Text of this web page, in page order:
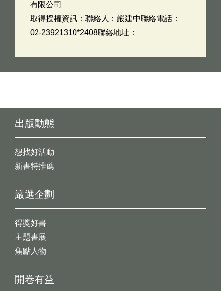
有限公司
取得授權資訊：聯絡人：嚴建中聯絡電話：
02-23921310*2408聯絡地址：
出版動態
想找好活動
新書特推薦
開卷有益
嚴選企劃
得獎好書
主題書展
焦點人物